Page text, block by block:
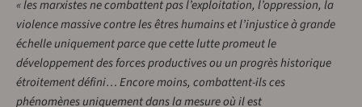
« les marxistes ne combattent pas l’exploitation, l’oppression, la
violence massive contre les êtres humains et l’injustice à grande
échelle uniquement parce que cette lutte promeut le
développement des forces productives ou un progrès historique
étroitement défini… Encore moins, combattent-ils ces
phénomènes uniquement dans la mesure où il est